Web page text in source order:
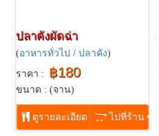
ปลาคังผัดฉ่า
(อาหารทั่วไป / ปลาคัง)
ราคา : ฿180
ขนาด : (จาน)
...
ดูรายละเอียด ไปที่ร้าน